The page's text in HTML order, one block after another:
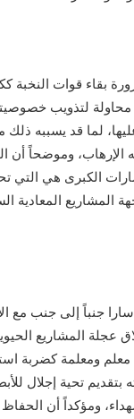
بقاء قوات النخبة
لتذويب
لما قد يسببه
وموضحاً أن
الكبرى هي التي
المشاريع المعادية
سارا جنباً إلى جنب مع
عجلة المشاريع
وتوظيف أكثر من 7200 معلم ومعلمة
تحية إجلال
ومؤكداً أن